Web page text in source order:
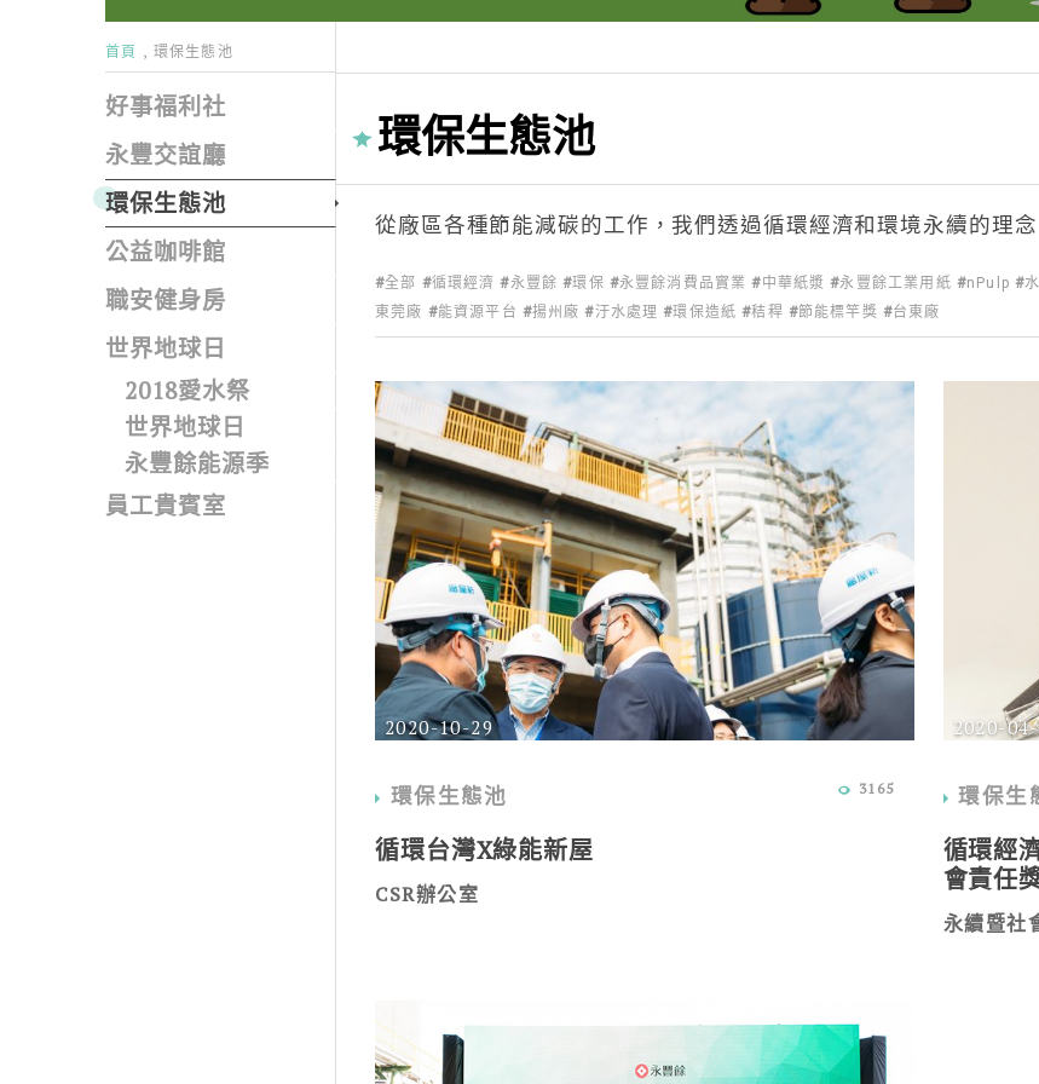
首頁 環保生態池
好事福利社
永豐交誼廳
環保生態池
公益咖啡館
職安健身房
世界地球日
2018愛水祭
世界地球日
永豐餘能源季
員工貴賓室
環保生態池
從廠區各種節能減碳的工作，我們透過循環經濟和環境永續的理
全部 循環經濟 永豐餘 環保 永豐餘消費品實業 中華紙漿 永豐餘工業用紙 nPulp
東莞廠
能資源平台 揚州廠 汙水處理 環保造紙 秸稈 節能標竿獎 台東廠
2020-10-29
環保生態池 3165
循環台灣X綠能新屋
CSR辦公室
2020-
環保生
循環經
會責任
永續暨社